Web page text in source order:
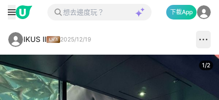
下載App
IKUS Il 2025/12/19
1/2